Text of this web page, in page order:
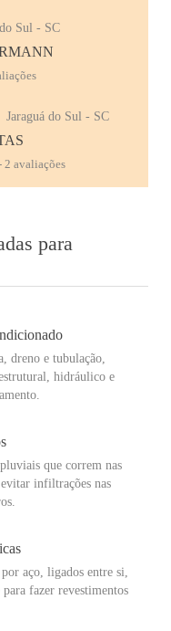
Sul - SC
Jaraguá do Sul - SC
2 avaliações
para
dreno e tubulação,
hidráulico e
que correm nas
infiltrações nas
aço, ligados entre si,
fazer revestimentos